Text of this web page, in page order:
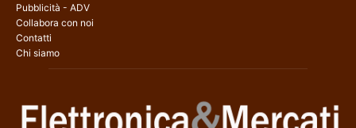
Pubblicità - ADV
Collabora con noi
Contatti
Chi siamo